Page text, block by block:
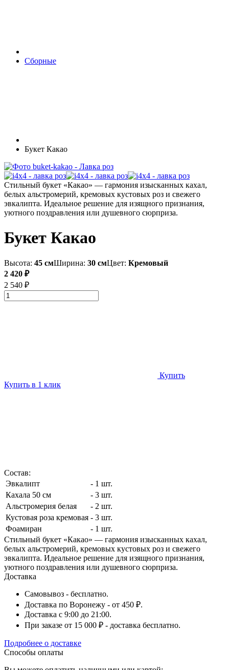
Сборные
Букет Какао
Стильный букет «Какао» — гармония изысканных кахал,
белых альстромерий, кремовых кустовых роз и свежего
эвкалипта. Идеальное решение для изящного признания,
уютного поздравления или душевного сюрприза.
Букет Какао
Высота: 45 смШирина: 30 смЦвет: Кремовый
2 420 ₽
2 540 ₽
Купить
Купить в 1 клик
Состав:
Эвкалипт
- 1 шт.
Кахала 50 см
- 3 шт.
Альстромерия белая
- 2 шт.
Кустовая роза кремовая - 3 шт.
Фоамиран
- 1 шт.
Стильный букет «Какао» — гармония изысканных кахал,
белых альстромерий, кремовых кустовых роз и свежего
эвкалипта. Идеальное решение для изящного признания,
уютного поздравления или душевного сюрприза.
Доставка
Самовывоз - бесплатно.
Доставка по Воронежу - от 450 ₽.
Доставка с 9:00 до 21:00.
При заказе от 15 000 ₽ - доставка бесплатно.
Подробнее о доставке
Способы оплаты